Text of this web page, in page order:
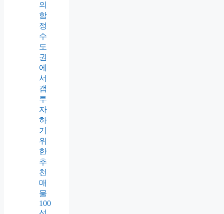
의
함
정
수
도
권
에
서
갭
투
자
하
기
위
한
추
천
매
물
100